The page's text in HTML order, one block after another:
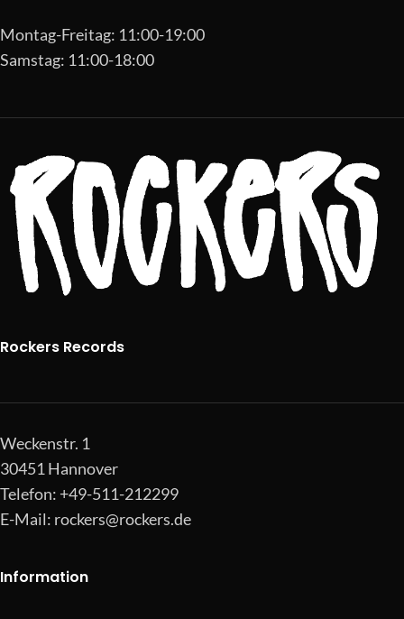
Montag-Freitag: 11:00-19:00
Samstag: 11:00-18:00
Rockers Records
Weckenstr. 1
30451 Hannover
Telefon: +49-511-212299
E-Mail: rockers@rockers.de
Information